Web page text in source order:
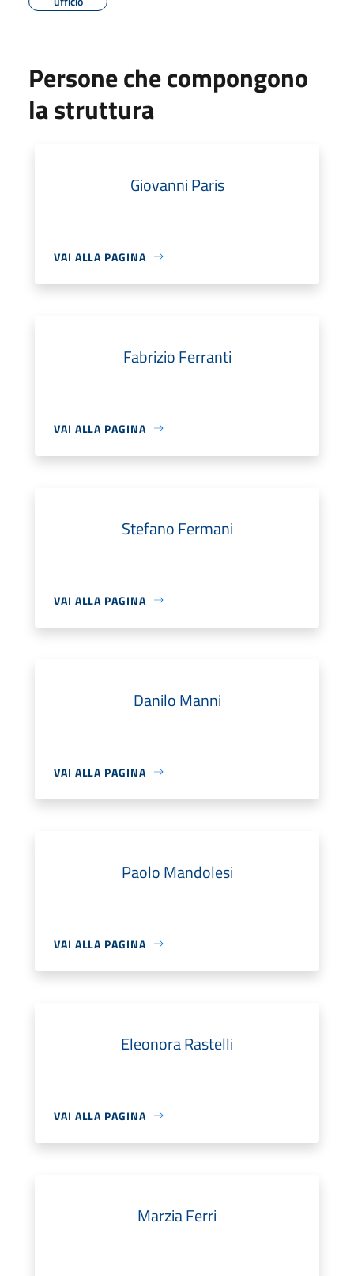
Persone che compongono
la struttura
Giovanni Paris
VAI ALLA PAGINA
Fabrizio Ferranti
VAI ALLA PAGINA
Stefano Fermani
VAI ALLA PAGINA
Danilo Manni
VAI ALLA PAGINA
Paolo Mandolesi
VAI ALLA PAGINA
Eleonora Rastelli
VAI ALLA PAGINA
Marzia Ferri